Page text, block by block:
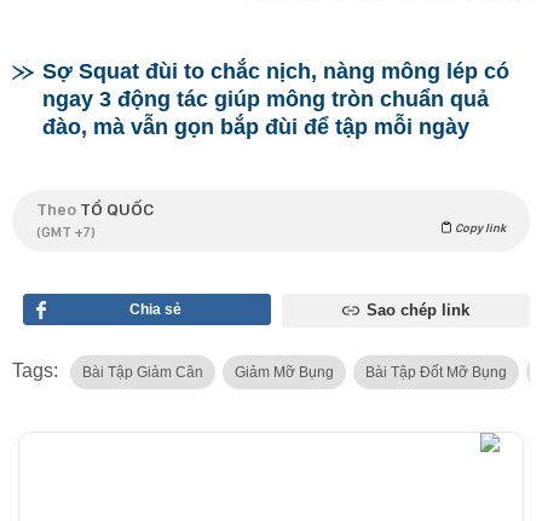
Sợ Squat đùi to chắc nịch, nàng mông lép có
ngay 3 động tác giúp mông tròn chuẩn quả
đào, mà vẫn gọn bắp đùi để tập mỗi ngày
Theo TỔ QUỐC
(GMT +7) Copy link
Chia sẻ Sao chép link
Tags: Bài Tập Giảm Cân Giảm Mỡ Bụng Bài Tập Đốt Mỡ Bụng